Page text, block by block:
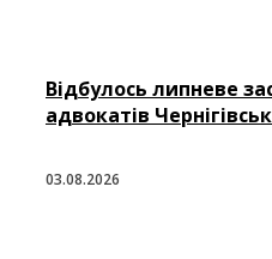
Відбулось липневе
адвокатів
03.08.2026